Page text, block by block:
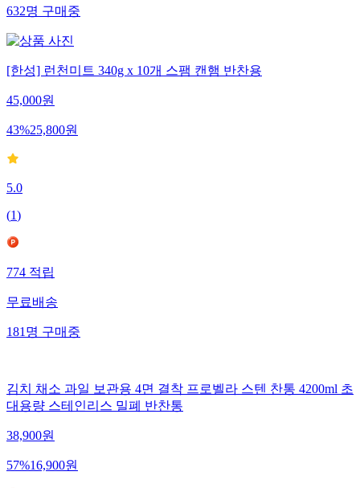
632명 구매중
[한성] 런천미트 340g x 10개 스팸 캔햄 반찬용
45,000원
43%25,800원
5.0
(1)
774 적립
무료배송
181 명 구매중
김치 채소 과일 보관용 4면 결착 프로벨라 스텐 찬통 4200ml 초
대용량 스테인리스 밀폐 반찬통
38,900원
57%16,900원